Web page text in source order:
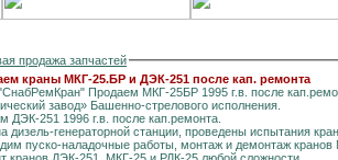
продажа запчастей
краны МКГ-25.БР и ДЭК-251 после кап. ремонта
Продаем МКГ-25БР 1995 г.в. после
завод» Башенно-стрелового исполнения.
ДЭК-251 1996 г.в. после кап.ремонта.
дизель-генераторной станции, проведены испытания
пуско-наладочные работы, монтаж и демонтаж